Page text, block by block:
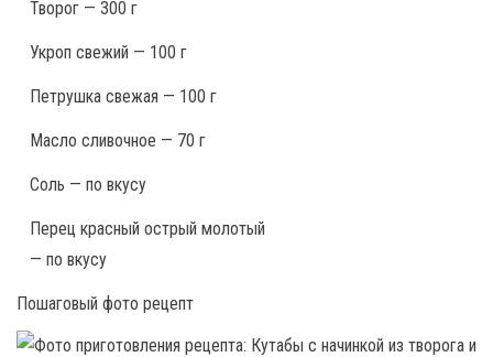
Творог — 300 г
Укроп свежий — 100 г
Петрушка свежая — 100 г
Масло сливочное — 70 г
Соль — по вкусу
Перец красный острый молотый
— по вкусу
Пошаговый фото рецепт